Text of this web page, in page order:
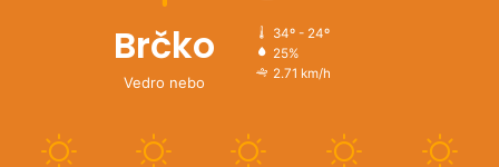
Brčko
Vedro nebo
34º - 24º
25%
2.71 km/h